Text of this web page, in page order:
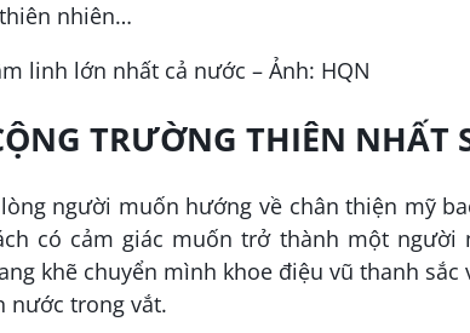
nhiên…
linh lớn nhất cả nước – Ảnh: HQN
TRƯỜNG THIÊN NHẤT
người muốn hướng về chân thiện mỹ
có cảm giác muốn trở thành một người
khẽ chuyển mình khoe điệu vũ thanh sắc
nước trong vắt.